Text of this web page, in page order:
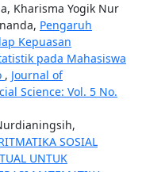
Kharisma Yogik Nur
Pengaruh
Kepuasan
pada Mahasiswa
, Journal of
Science: Vol. 5 No.
SOSIAL
UNTUK